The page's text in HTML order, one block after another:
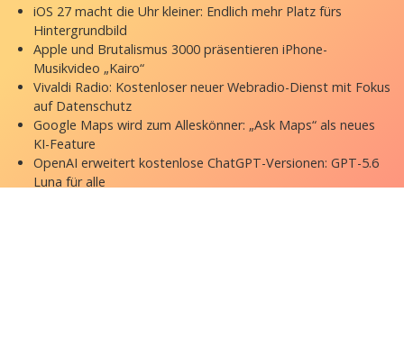
iOS 27 macht die Uhr kleiner: Endlich mehr Platz fürs
Hintergrundbild
Apple und Brutalismus 3000 präsentieren iPhone-
Musikvideo „Kairo“
Vivaldi Radio: Kostenloser neuer Webradio-Dienst mit Fokus
auf Datenschutz
Google Maps wird zum Alleskönner: „Ask Maps“ als neues
KI-Feature
OpenAI erweitert kostenlose ChatGPT-Versionen: GPT-5.6
Luna für alle